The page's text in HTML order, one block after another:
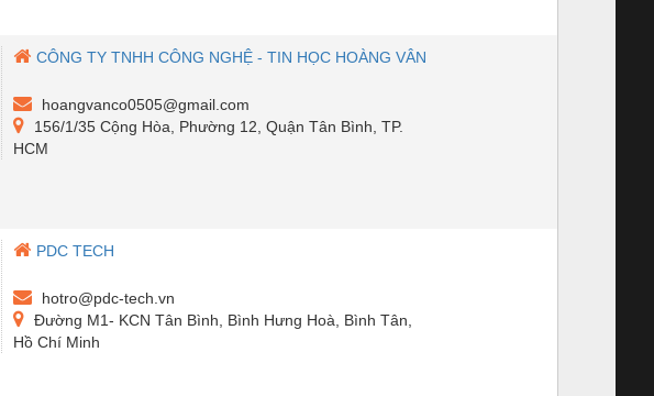
CÔNG TY TNHH CÔNG NGHỆ - TIN HỌC HOÀNG VÂN
hoangvanco0505@gmail.com
156/1/35 Cộng Hòa, Phường 12, Quận Tân Bình, TP.
HCM
PDC TECH
hotro@pdc-tech.vn
Đường M1- KCN Tân Bình, Bình Hưng Hoà, Bình Tân,
Hồ Chí Minh